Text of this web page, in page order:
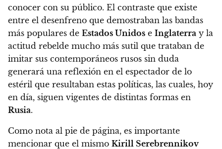
conocer con su público. El contraste que existe
entre el desenfreno que demostraban las bandas
más populares de Estados Unidos e Inglaterra y la
actitud rebelde mucho más sutil que trataban de
imitar sus contemporáneos rusos sin duda
generará una reflexión en el espectador de lo
estéril que resultaban estas políticas, las cuales, hoy
en día, siguen vigentes de distintas formas en
Rusia.
Como nota al pie de página, es importante
mencionar que el mismo Kirill Serebrennikov